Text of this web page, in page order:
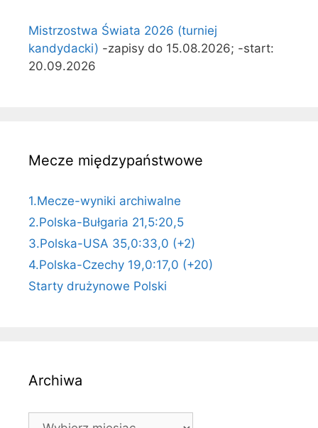
Mistrzostwa Świata 2026 (turniej
kandydacki) -zapisy do 15.08.2026; -start:
20.09.2026
Mecze międzypaństwowe
1.Mecze-wyniki archiwalne
2.Polska-Bułgaria 21,5:20,5
3.Polska-USA 35,0:33,0 (+2)
4.Polska-Czechy 19,0:17,0 (+20)
Starty drużynowe Polski
Archiwa
Archiwa